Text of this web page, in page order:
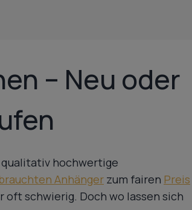
– Neu oder
qualitativ hochwertige
Anhänger zum fairen Preis
schwierig. Doch wo lassen sich